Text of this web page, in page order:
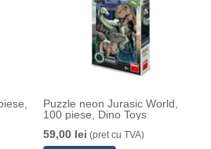
Puzzle neon Jurasic World,
100 piese, Dino Toys
59,00 lei (pret cu TVA)